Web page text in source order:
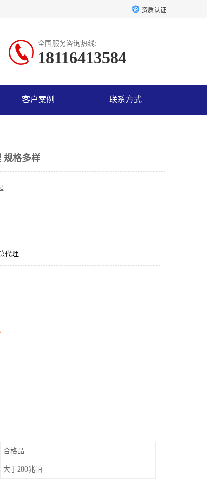
资质认证
全国服务咨询热线:
18116413584
客户案例 联系方式
规格多样
代理
合格品
大于280兆帕